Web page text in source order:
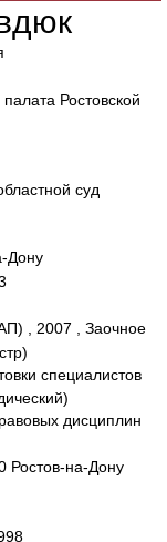
Ростовской
суд
Дону
, 2007 , Заочное
специалистов
дисциплин
Ростов-на-Дону